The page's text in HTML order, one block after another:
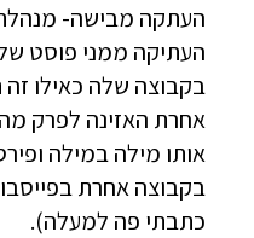
העתקה מבישה-
העתיקה ממני פוסט
בקבוצה שלה כאילו
אחרת האזינה לפרק
אותו מילה במילה
בקבוצה אחרת
כתבתי פה למעלה).